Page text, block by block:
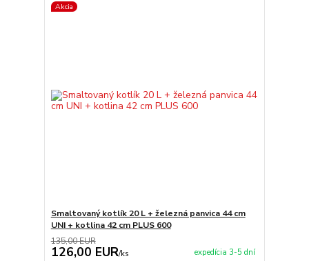
Akcia
Smaltovaný kotlík 20 L + železná panvica 44 cm
UNI + kotlina 42 cm PLUS 600
135,00 EUR
126,00 EUR/ks expedícia 3-5 dní